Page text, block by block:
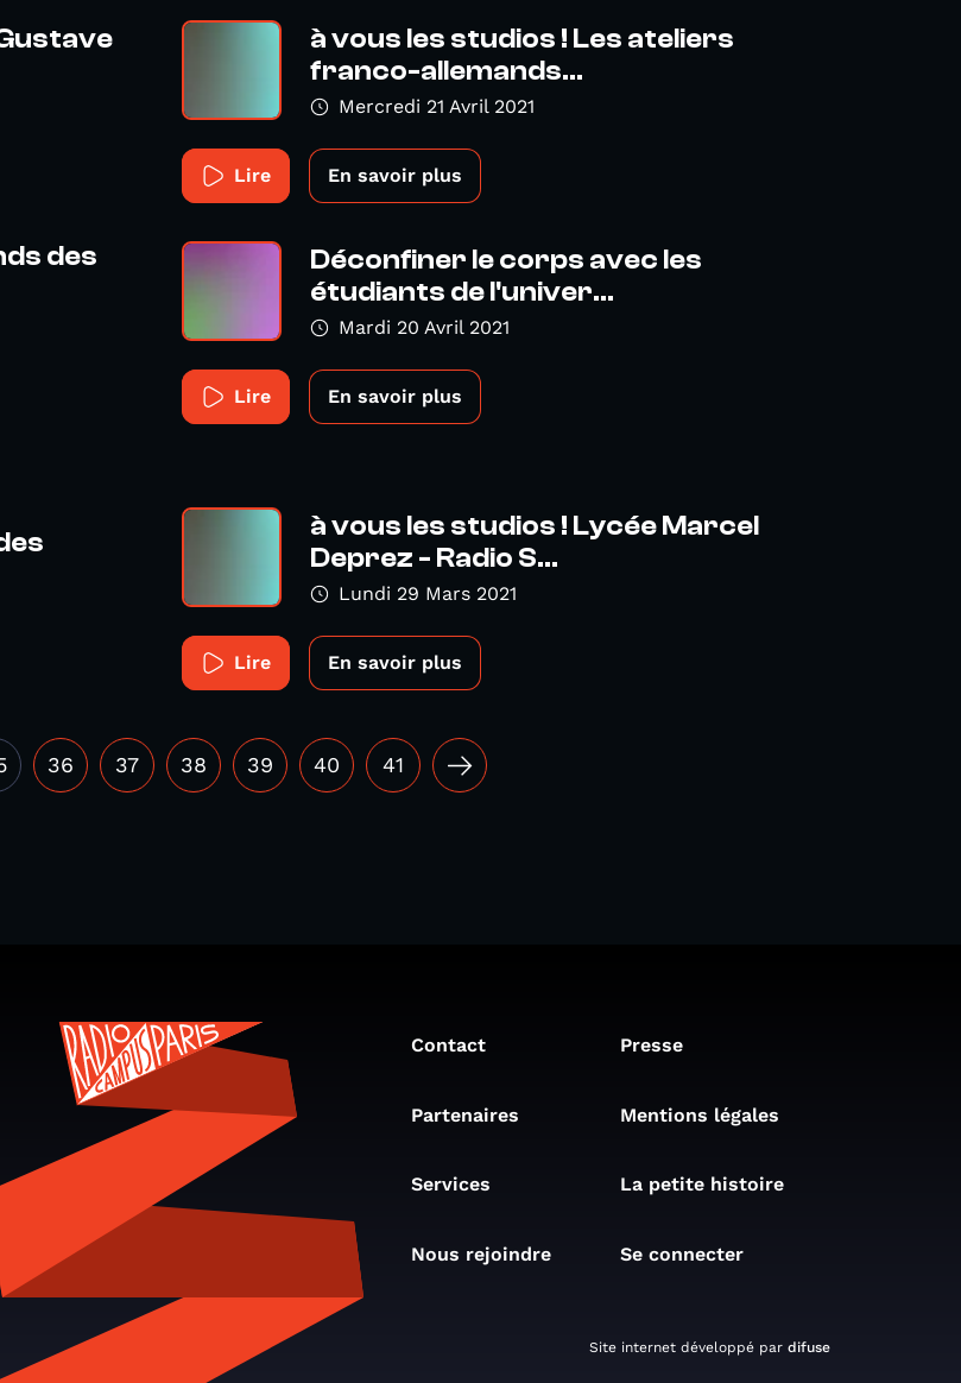
à vous les studios ! Les ateliers
franco-allemands...
Mercredi 21 Avril 2021
Lire En savoir plus
des
Déconfiner le corps avec les
étudiants de l'univer...
Mardi 20 Avril 2021
Lire En savoir plus
à vous les studios ! Lycée Marcel
Deprez - Radio S...
Lundi 29 Mars 2021
Lire En savoir plus
36 37 38 39 40 41
Contact Presse
Partenaires Mentions légales
Services La petite histoire
Nous rejoindre Se connecter
Site internet développé par difuse